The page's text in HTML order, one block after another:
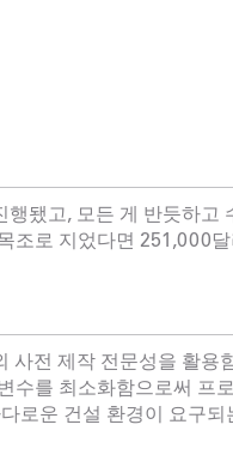
됐고, 모든 게 반듯하고
조로 지었다면 251,000
사전 제작 전문성을 활용
수를 최소화함으로써 프
로운 건설 환경이 요구되